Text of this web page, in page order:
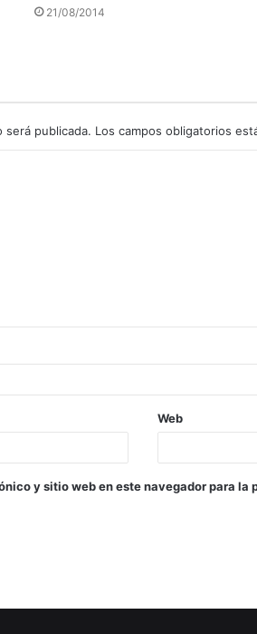
21/08/2014
publicada. Los campos obligatorios
Web
y sitio web en este navegador para la